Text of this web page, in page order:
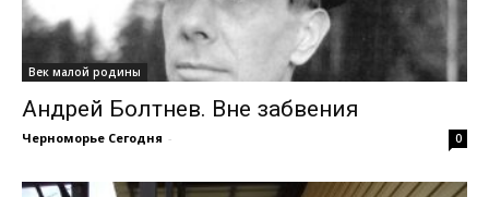
Век малой родины
Андрей Болтнев. Вне забвения
Черноморье Сегодня - 0